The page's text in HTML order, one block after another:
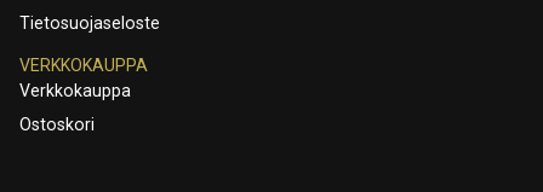
Tietosuojaseloste
VERKKOKAUPPA
Verkkokauppa
Ostoskori